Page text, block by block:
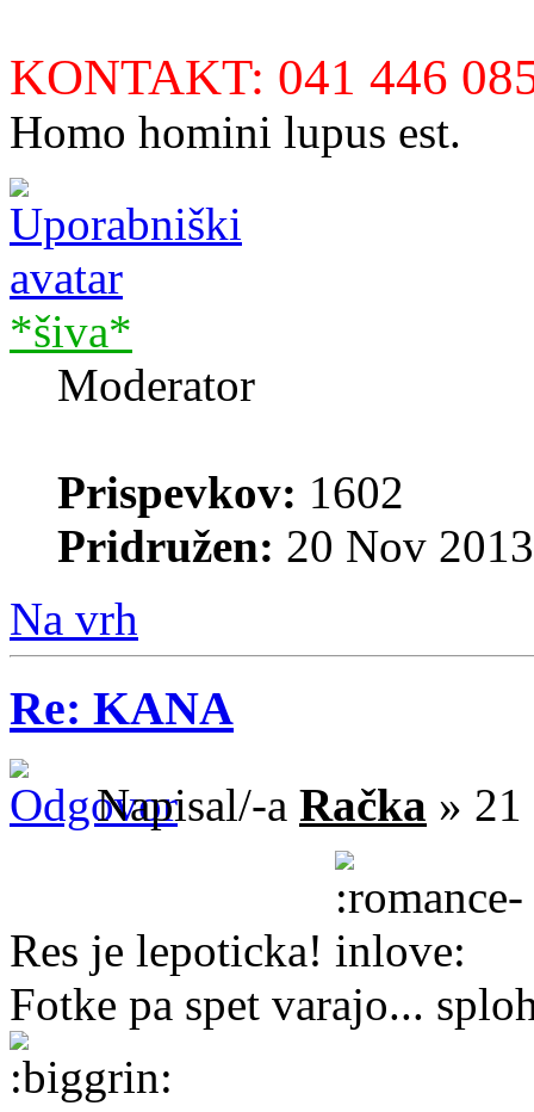
KONTAKT: 041 446
Homo homini lupus est.
*šiva*
Moderator
Prispevkov: 1602
Pridružen: 20 Nov
Na vrh
Re: KANA
Napisal/-a Račka »
Res je lepoticka!
Fotke pa spet varajo...